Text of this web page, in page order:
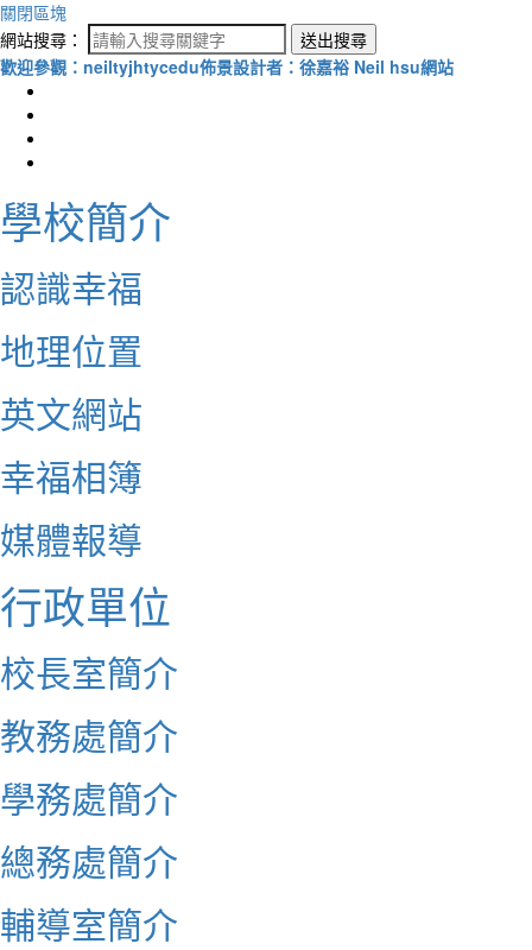
關閉區塊
網站搜尋：
送出搜尋
歡迎參觀：neiltyjhtycedu佈景設計者：徐嘉裕 Neil hsu網站
學校簡介
認識幸福
地理位置
英文網站
幸福相簿
媒體報導
行政單位
校長室簡介
教務處簡介
學務處簡介
總務處簡介
輔導室簡介